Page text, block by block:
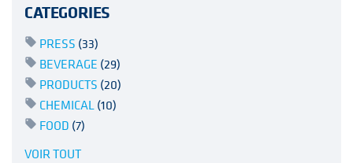
CATEGORIES
PRESS (33)
BEVERAGE (29)
PRODUCTS (20)
CHEMICAL(10)
FOOD (7)
VOIR TOUT